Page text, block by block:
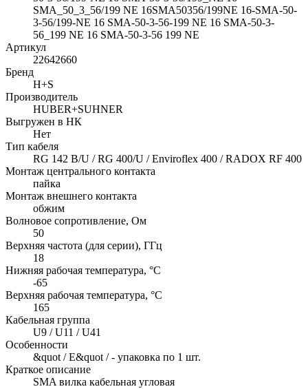
SMA_50_3_56/199 NE 16SMA50356/199NE 16-SMA-50-
3-56/199-NE 16 SMA-50-3-56-199 NE 16 SMA-50-3-
56_199 NE 16 SMA-50-3-56 199 NE
Артикул
22642660
Бренд
H+S
Производитель
HUBER+SUHNER
Выгружен в НК
Нет
Тип кабеля
RG 142 B/U / RG 400/U / Enviroflex 400 / RADOX RF 400
Монтаж центрального контакта
пайка
Монтаж внешнего контакта
обжим
Волновое сопротивление, Ом
50
Верхняя частота (для серии), ГГц
18
Нижняя рабочая температура, °C
-65
Верхняя рабочая температура, °C
165
Кабельная группа
U9 / U11 / U41
Особенности
&quot / E&quot / - упаковка по 1 шт.
Краткое описание
SMA вилка кабельная угловая